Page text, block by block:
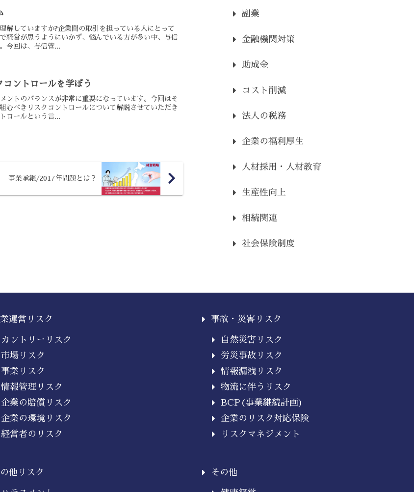
解していますか?企業間の取引を担っている人にとって
経営が思うようにいかず、悩んでいる方が多い中、与信
今回は、与信管...
ントロールを学ぼう
ントのバランスが非常に重要になっています。今回はそ
むべきリスクコントロールについて解説させていただき
ロールという言...
事業承継/2017年問題とは？
副業
金融機関対策
助成金
コスト削減
法人の税務
企業の福利厚生
人材採用・人材教育
生産性向上
相続関連
社会保険制度
運営リスク
カントリーリスク
市場リスク
事業リスク
情報管理リスク
企業の賠償リスク
企業の環境リスク
経営者のリスク
他リスク
事故・災害リスク
自然災害リスク
労災事故リスク
情報漏洩リスク
物流に伴うリスク
BCP(事業継続計画)
企業のリスク対応保険
リスクマネジメント
その他